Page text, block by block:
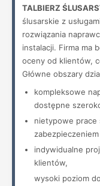
TALBIERZ
ślusarskie z
rozwiązania
instalacji. Firma ma
oceny od klientów,
Główne obszary
kompleksowe
dostępne
nietypowe prace
indywidualne
klientów,
wysoki poziom